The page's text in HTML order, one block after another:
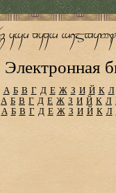
Электронная
А Б В Г Д Е Ж З И Й К Л
А Б В Г Д Е Ж З И Й К Л
А Б В Г Д Е Ж З И Й К Л